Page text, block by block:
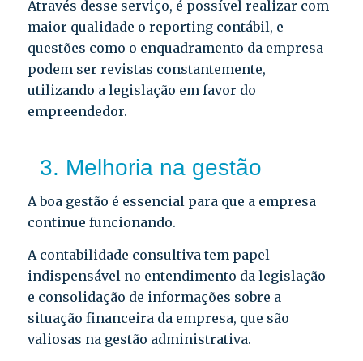
Através desse serviço, é possível realizar com
maior qualidade o reporting contábil, e
questões como o enquadramento da empresa
podem ser revistas constantemente,
utilizando a legislação em favor do
empreendedor.
3. Melhoria na gestão
A boa gestão é essencial para que a empresa
continue funcionando.
A contabilidade consultiva tem papel
indispensável no entendimento da legislação
e consolidação de informações sobre a
situação financeira da empresa, que são
valiosas na gestão administrativa.